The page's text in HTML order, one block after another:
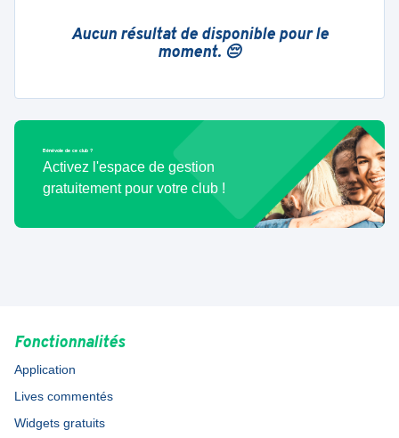
Aucun résultat de disponible pour le
moment. 😔
Bénévole de ce club ?
Activez l'espace de gestion
gratuitement pour votre club !
Fonctionnalités
Application
Lives commentés
Widgets gratuits